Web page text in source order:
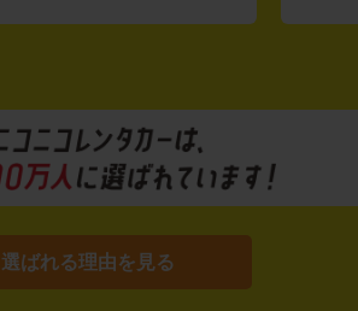
選ばれる理由を見る